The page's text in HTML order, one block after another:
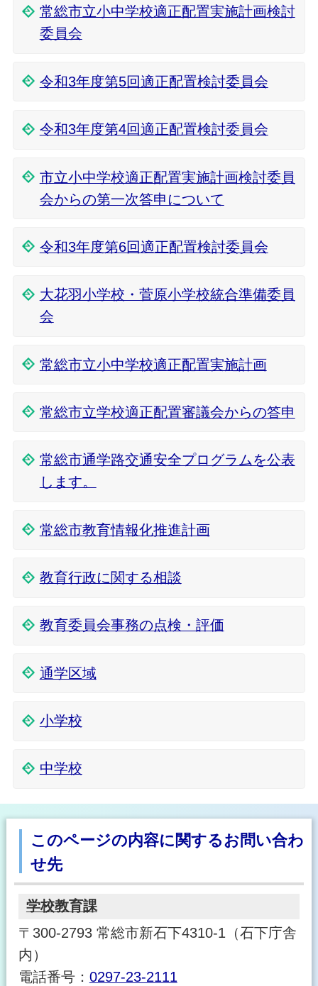
常総市立小中学校適正配置実施計画検討
委員会
令和3年度第5回適正配置検討委員会
令和3年度第4回適正配置検討委員会
市立小中学校適正配置実施計画検討委員
会からの第一次答申について
令和3年度第6回適正配置検討委員会
大花羽小学校・菅原小学校統合準備委員
会
常総市立小中学校適正配置実施計画
常総市立学校適正配置審議会からの答申
常総市通学路交通安全プログラムを公表
します。
常総市教育情報化推進計画
教育行政に関する相談
教育委員会事務の点検・評価
通学区域
小学校
中学校
このページの内容に関するお問い合わ
せ先
学校教育課
〒300-2793 常総市新石下4310-1（石下庁舎
内）
電話番号： 0297-23-2111